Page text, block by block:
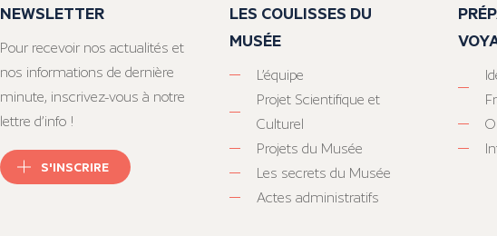
NEWSLETTER
Pour recevoir nos actualités et
nos informations de dernière
minute, inscrivez-vous à notre
lettre d’info !
S'INSCRIRE
LES COULISSES DU
MUSÉE
L’équipe
Projet Scientifique et
Culturel
Projets du Musée
Les secrets du Musée
Actes administratifs